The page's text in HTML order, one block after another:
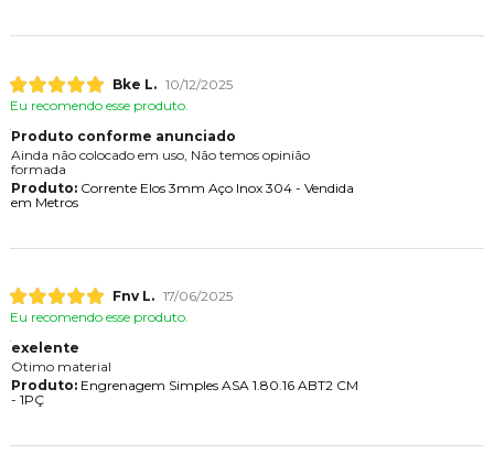
Bke L. 10/12/2025
Eu recomendo esse produto.
Produto conforme anunciado
Ainda não colocado em uso, Não temos opinião
formada
Produto:Corrente Elos 3mm Aço Inox 304 - Vendida
em Metros
Fnv L. 17/06/2025
Eu recomendo esse produto.
exelente
Otimo material
Produto:Engrenagem Simples ASA 1.80.16 ABT2 CM
- 1PÇ